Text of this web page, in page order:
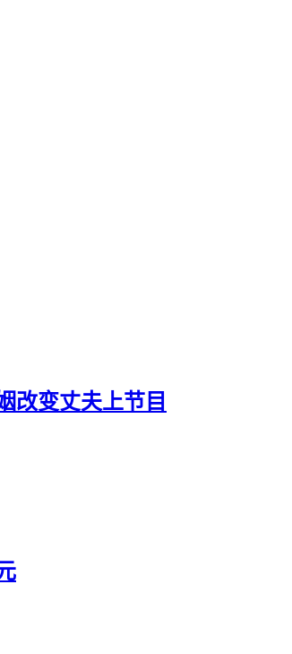
改变丈夫上节目